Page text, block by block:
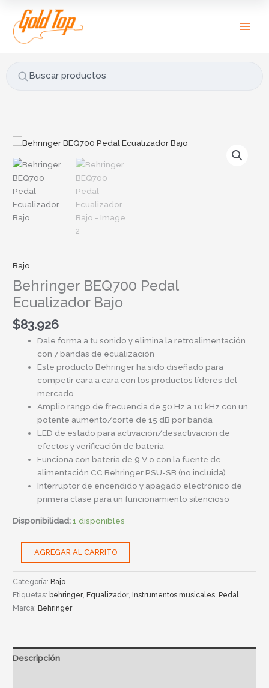
contenido
Buscar productos
u
s
r
Bajo
Behringer BEQ700 Pedal
Ecualizador Bajo
$83.926
Dale forma a tu sonido y elimina la retroalimentación
con 7 bandas de ecualización
Este producto Behringer ha sido diseñado para
competir cara a cara con los productos líderes del
mercado.
Amplio rango de frecuencia de 50 Hz a 10 kHz con un
potente aumento/corte de 15 dB por banda
LED de estado para activación/desactivación de
efectos y verificación de batería
Funciona con batería de 9 V o con la fuente de
alimentación CC Behringer PSU-SB (no incluida)
Interruptor de encendido y apagado electrónico de
primera clase para un funcionamiento silencioso
Disponibilidad:1 disponibles
Behringer
Pedal
Ecualizador
Bajo
cantidad
AGREGAR AL CARRITO
Categoría:Bajo
Etiquetas:behringer,Equalizador,Instrumentos musicales ,Pedal
Marca:Behringer
Descripción